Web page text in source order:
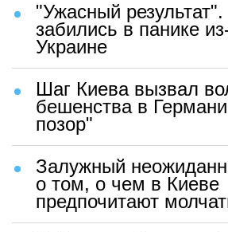
"Ужасный
забились в панике
Украине
Шаг Киева вызвал
бешенства в
позор"
Залужный
о том, о чем в Киеве
предпочитают